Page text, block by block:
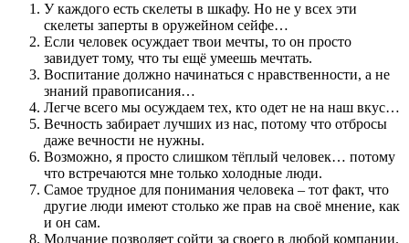
У каждого есть скелеты в шкафу. Но не у всех эти
скелеты заперты в оружейном сейфе…
Если человек осуждает твои мечты, то он просто
завидует тому, что ты ещё умеешь мечтать.
Воспитание должно начинаться с нравственности, а не
знаний правописания…
Легче всего мы осуждаем тех, кто одет не на наш вкус…
Вечность забирает лучших из нас, потому что отбросы
даже вечности не нужны.
Возможно, я просто слишком тёплый человек… потому
что встречаются мне только холодные люди.
Самое трудное для понимания человека – тот факт, что
другие люди имеют столько же прав на своё мнение, как
и он сам.
Молчание позволяет сойти за своего в любой компании.